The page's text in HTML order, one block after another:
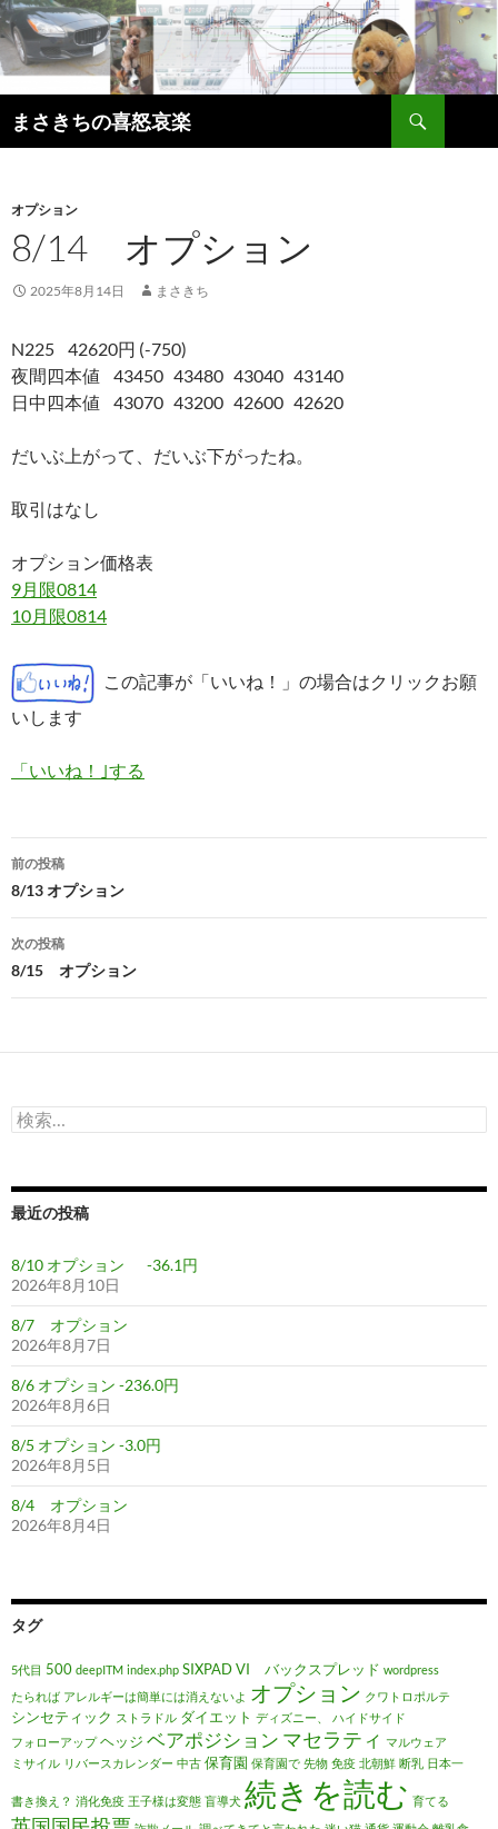
コ
ン
テ
ン
ツ
へ
プ
まさきちの喜怒哀楽
索
オプション
8/14 オプション
2025年8月14日 まさきち
N225 42620円 (-750)
夜間四本値 43450 43480 43040 43140
日中四本値 43070 43200 42600 42620
だいぶ上がって、だいぶ下がったね。
取引はなし
オプション価格表
9月限0814
10月限0814
この記事が「いいね！」の場合はクリックお願
いします
「いいね！｣する
投
稿
ナ
ビ
ー
ョ
前の投稿
8/13 オプション
次の投稿
8/15 オプション
検
索:
最近の投稿
8/10 オプション -36.1円
2026年8月10日
8/7 オプション
2026年8月7日
8/6 オプション -236.0円
2026年8月6日
8/5 オプション -3.0円
2026年8月5日
8/4 オプション
2026年8月4日
タグ
5代目 500 deepITM index.php SIXPADVI バックスプレッド wordpress
たられば アレルギーは簡単には消えないよ オプション クワトロポルテ
シンセティック ストラドル ダイエット ディズニー、
ハイドサイド
フォローアップ ヘッジ ベアポジション マセラティ マルウェア
ミサイル リバースカレンダー 中古 保育園 保育園で 先物 免疫 北朝鮮 断乳 日本一
書き換え？ 消化免疫 王子様は変態 盲導犬 続きを読む 育てる